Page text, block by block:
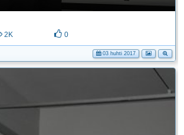
2K 0
03 huhti 2017